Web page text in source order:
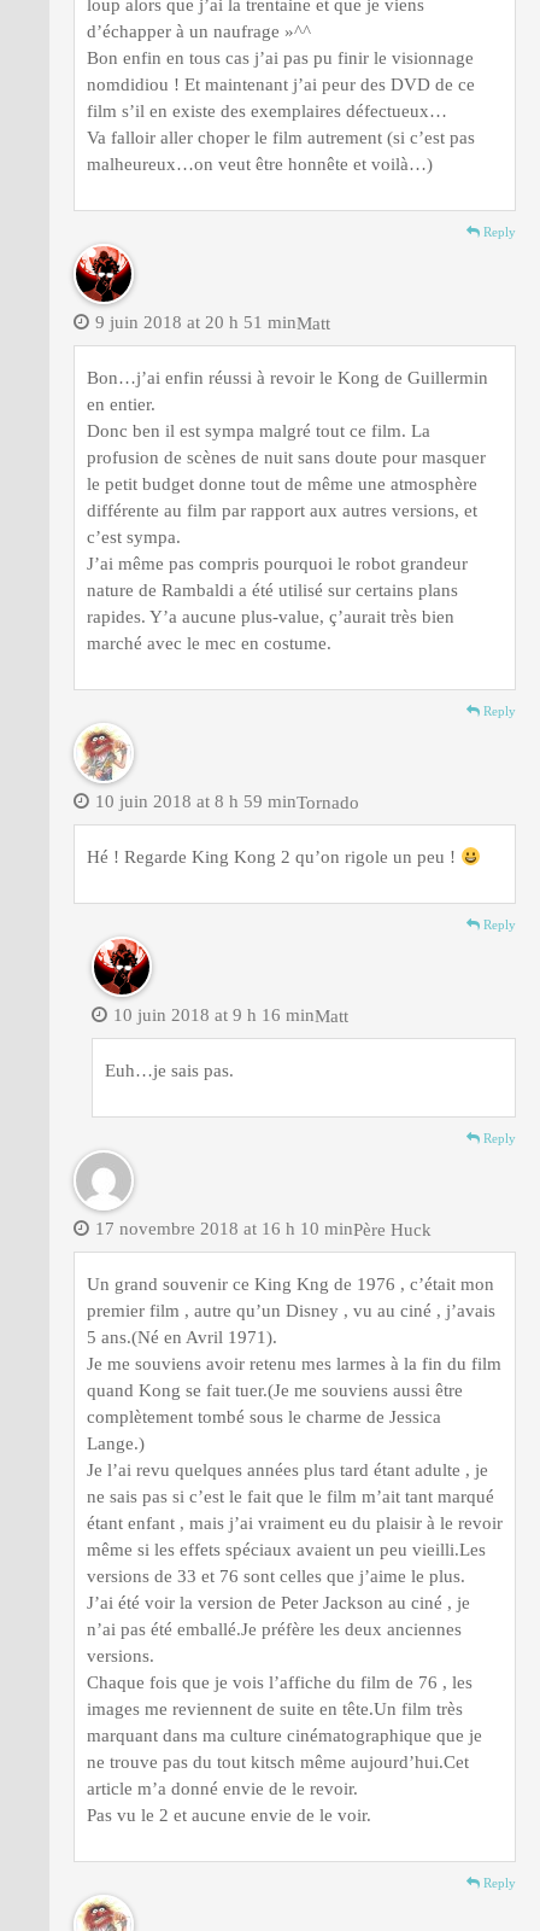
loup alors que j’ai la trentaine et que je viens
d’échapper à un naufrage »^^
Bon enfin en tous cas j’ai pas pu finir le visionnage
nomdidiou ! Et maintenant j’ai peur des DVD de ce
film s’il en existe des exemplaires défectueux…
Va falloir aller choper le film autrement (si c’est pas
malheureux…on veut être honnête et voilà…)
Reply
Matt
9 juin 2018 at 20 h 51 min
Bon…j’ai enfin réussi à revoir le Kong de Guillermin
en entier.
Donc ben il est sympa malgré tout ce film. La
profusion de scènes de nuit sans doute pour masquer
le petit budget donne tout de même une atmosphère
différente au film par rapport aux autres versions, et
c’est sympa.
J’ai même pas compris pourquoi le robot grandeur
nature de Rambaldi a été utilisé sur certains plans
rapides. Y’a aucune plus-value, ç’aurait très bien
marché avec le mec en costume.
Reply
Tornado
10 juin 2018 at 8 h 59 min
Hé ! Regarde King Kong 2 qu’on rigole un peu !
Reply
Matt
10 juin 2018 at 9 h 16 min
Euh…je sais pas.
Reply
Père Huck
17 novembre 2018 at 16 h 10 min
Un grand souvenir ce King Kng de 1976 , c’était mon
premier film , autre qu’un Disney , vu au ciné , j’avais
5 ans.(Né en Avril 1971).
Je me souviens avoir retenu mes larmes à la fin du film
quand Kong se fait tuer.(Je me souviens aussi être
complètement tombé sous le charme de Jessica
Lange.)
Je l’ai revu quelques années plus tard étant adulte , je
ne sais pas si c’est le fait que le film m’ait tant marqué
étant enfant , mais j’ai vraiment eu du plaisir à le revoir
même si les effets spéciaux avaient un peu vieilli.Les
versions de 33 et 76 sont celles que j’aime le plus.
J’ai été voir la version de Peter Jackson au ciné , je
n’ai pas été emballé.Je préfère les deux anciennes
versions.
Chaque fois que je vois l’affiche du film de 76 , les
images me reviennent de suite en tête.Un film très
marquant dans ma culture cinématographique que je
ne trouve pas du tout kitsch même aujourd’hui.Cet
article m’a donné envie de le revoir.
Pas vu le 2 et aucune envie de le voir.
Reply